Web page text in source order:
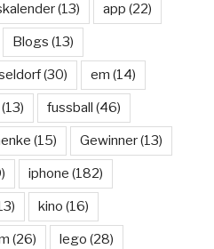
(13) app (22)
Blogs (13)
(30) em (14)
(13) fussball (46)
(15) Gewinner(13)
iphone (182)
kino (16)
(26) lego (28)